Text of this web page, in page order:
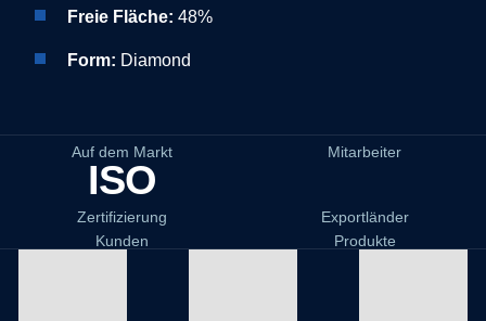
Freie Fläche: 48%
Form: Diamond
Auf dem Markt Mitarbeiter
ISO
Zertifizierung
Exportländer
Kunden
Produkte